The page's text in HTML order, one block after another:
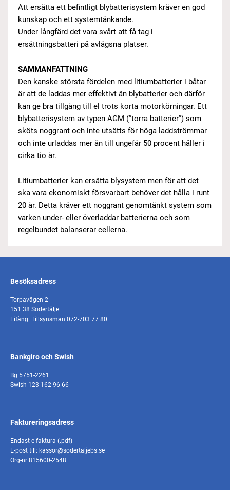
Att ersätta ett befintligt blybatterisystem kräver en god
kunskap och ett systemtänkande.
Under långfärd det vara svårt att få tag i
ersättningsbatteri på avlägsna platser.
SAMMANFATTNING
Den kanske största fördelen med litiumbatterier i båtar
är att de laddas mer effektivt än blybatterier och därför
kan ge bra tillgång till el trots korta motorkörningar. Ett
blybatterisystem av typen AGM (”torra batterier”) som
sköts noggrant och inte utsätts för höga laddströmmar
och inte urladdas mer än till ungefär 50 procent håller i
cirka tio år.
Litiumbatterier kan ersätta blysystem men för att det
ska vara ekonomiskt försvarbart behöver det hålla i runt
20 år. Detta kräver ett noggrant genomtänkt system som
varken under- eller överladdar batterierna och som
regelbundet balanserar cellerna.
Besöksadress
Torpavägen 2
151 38 Södertälje
Fifång: Tillsynsman 072-703 77 80
Bankgiro och Swish
Bg 5751-2261
Swish 123 162 96 66
Faktureringsadress
Endast e-faktura (.pdf)
E-post till: kassor@sodertaljebs.se
Org-nr 815600-2548